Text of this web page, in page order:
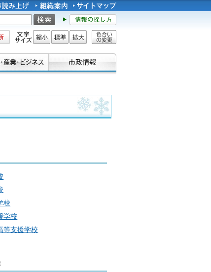
文字サイズ
縮小 標準 拡大
色合い
校
学校
等支援学校